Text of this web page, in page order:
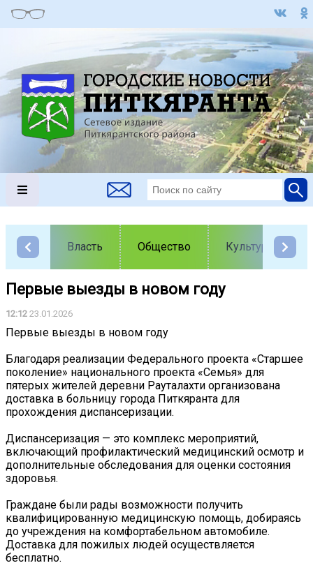
Власть Общество Культура
Первые выезды в новом году
12:12 23.01.2026
Первые выезды в новом году
Благодаря реализации Федерального проекта «Старшее
поколение» национального проекта «Семья» для
пятерых жителей деревни Рауталахти организована
доставка в больницу города Питкяранта для
прохождения диспансеризации.
Диспансеризация — это комплекс мероприятий,
включающий профилактический медицинский осмотр и
дополнительные обследования для оценки состояния
здоровья.
Граждане были рады возможности получить
квалифицированную медицинскую помощь, добираясь
до учреждения на комфортабельном автомобиле.
Доставка для пожилых людей осуществляется
бесплатно.